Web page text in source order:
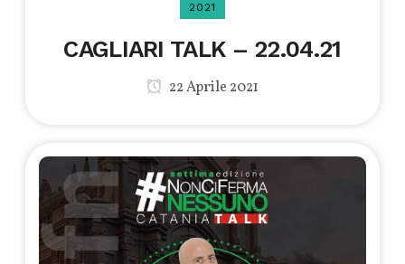
2021
CAGLIARI TALK – 22.04.21
22 Aprile 2021